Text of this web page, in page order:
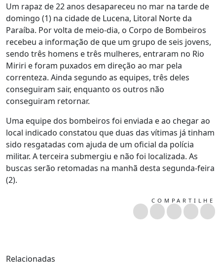
Um rapaz de 22 anos desapareceu no mar na tarde de
domingo (1) na cidade de Lucena, Litoral Norte da
Paraíba. Por volta de meio-dia, o Corpo de Bombeiros
recebeu a informação de que um grupo de seis jovens,
sendo três homens e três mulheres, entraram no Rio
Miriri e foram puxados em direção ao mar pela
correnteza. Ainda segundo as equipes, três deles
conseguiram sair, enquanto os outros não
conseguiram retornar.
Uma equipe dos bombeiros foi enviada e ao chegar ao
local indicado constatou que duas das vítimas já tinham
sido resgatadas com ajuda de um oficial da polícia
militar. A terceira submergiu e não foi localizada. As
buscas serão retomadas na manhã desta segunda-feira
(2).
COMPARTILHE
Relacionadas